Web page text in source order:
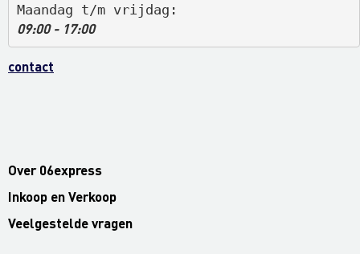
Maandag t/m vrijdag:
09:00 - 17:00
contact
Over 06express
Inkoop en Verkoop
Veelgestelde vragen